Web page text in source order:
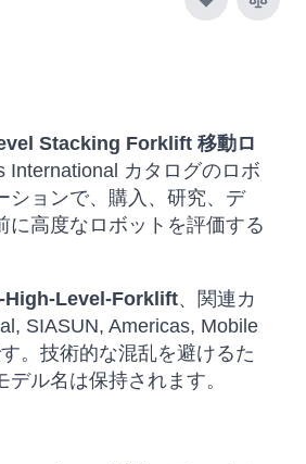
Stacking Forklift 移動ロ
International カタログのロボ
ションで、購入、研究、デ
に高度なロボットを評価する
High-Level-Forklift、関連カ
SIASUN, Americas, Mobile
。技術的な混乱を避けるた
ル名は保持されます。